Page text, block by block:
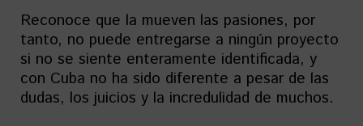
Reconoce que la mueven las pasiones, por
tanto, no puede entregarse a ningún proyecto
si no se siente enteramente identificada, y
con Cuba no ha sido diferente a pesar de las
dudas, los juicios y la incredulidad de muchos.